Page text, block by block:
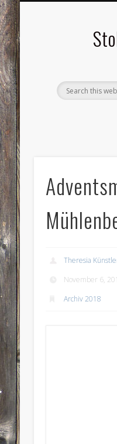
Theresia
November 6,
Archiv 2018